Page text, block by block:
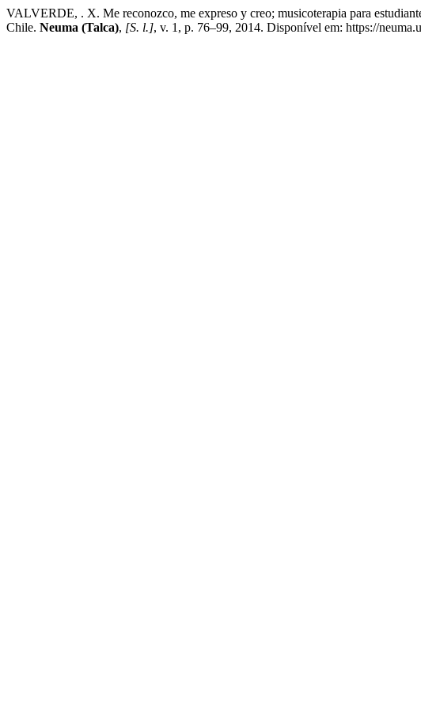
VALVERDE, . X. Me reconozco, me expreso y creo; musicoterapia para
Chile. Neuma (Talca), [S. l.], v. 1, p. 76–99, 2014. Disponível em: https://